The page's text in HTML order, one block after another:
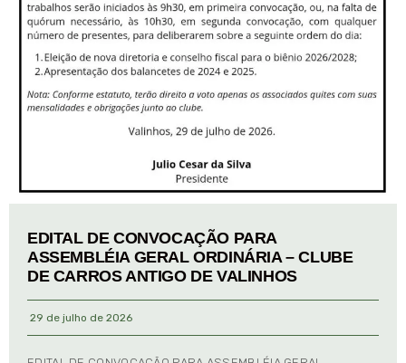
EDITAL DE CONVOCAÇÃO PARA
ASSEMBLÉIA GERAL ORDINÁRIA – CLUBE
DE CARROS ANTIGO DE VALINHOS
29 de julho de 2026